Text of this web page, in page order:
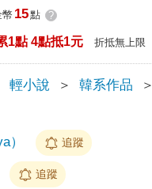
15點 ?
1點 4點抵1元 折抵無上限
輕小說 ＞ 韓系作品 ＞
） 追蹤
追蹤